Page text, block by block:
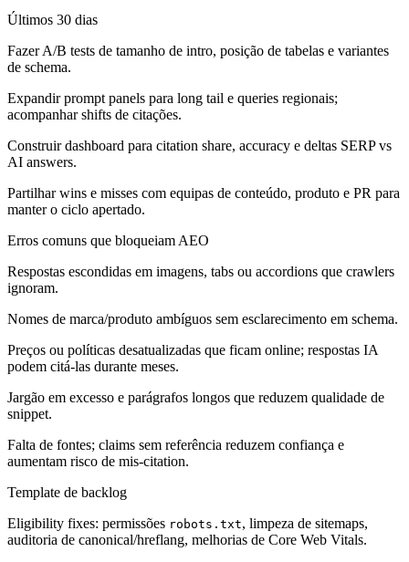
Últimos 30 dias
Fazer A/B tests de tamanho de intro, posição de tabelas e variantes
de schema.
Expandir prompt panels para long tail e queries regionais;
acompanhar shifts de citações.
Construir dashboard para citation share, accuracy e deltas SERP vs
AI answers.
Partilhar wins e misses com equipas de conteúdo, produto e PR para
manter o ciclo apertado.
Erros comuns que bloqueiam AEO
Respostas escondidas em imagens, tabs ou accordions que crawlers
ignoram.
Nomes de marca/produto ambíguos sem esclarecimento em schema.
Preços ou políticas desatualizadas que ficam online; respostas IA
podem citá-las durante meses.
Jargão em excesso e parágrafos longos que reduzem qualidade de
snippet.
Falta de fontes; claims sem referência reduzem confiança e
aumentam risco de mis-citation.
Template de backlog
Eligibility fixes: permissões robots.txt, limpeza de sitemaps,
auditoria de canonical/hreflang, melhorias de Core Web Vitals.